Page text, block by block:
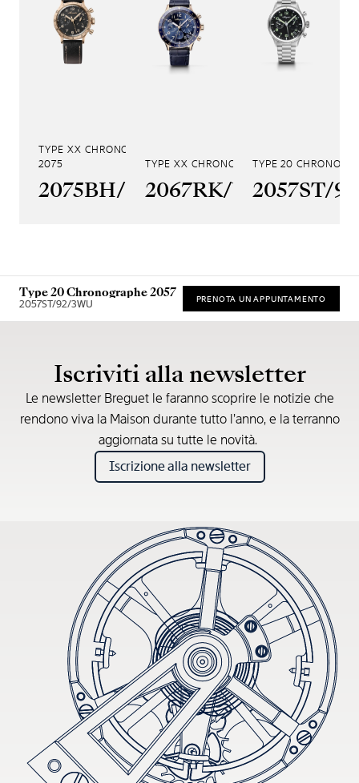
TYPE XX CHRONOGRAPHE
2075
2075BH/99/398
TYPE XX CHRONOGRAPHE 2067
2067RK/Y9/9WU
TYPE 20
2057ST/
Type 20 Chronographe 2057
2057ST/92/3WU PRENOTA UN APPUNTAMENTO
Iscriviti alla newsletter
Le newsletter Breguet le faranno scoprire le notizie che
rendono viva la Maison durante tutto l’anno, e la terranno
aggiornata su tutte le novità.
Iscrizione alla newsletter